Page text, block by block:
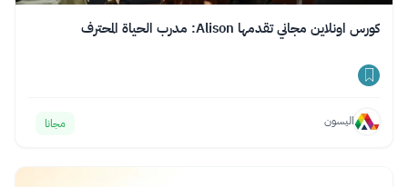
كورس اونلاين مجاني تقدمها Alison: مدرب الحياة المحترف
اليسون مجانا